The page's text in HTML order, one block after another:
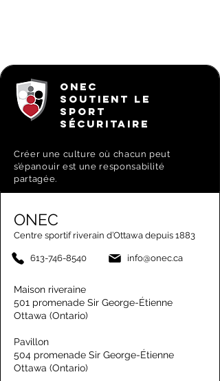
ONEC
SOUTIENT LE
SPORT
SÉCURITAIRE
Créer une culture où chacun peut
s’épanouir est une responsabilité
partagée.
ONEC
Centre sportif riverain d’Ottawa depuis 1883
613-746-8540 info@onec.ca
Maison riveraine
501 promenade Sir George-Étienne
Ottawa (Ontario)
Pavillon
504 promenade Sir George-Étienne
Ottawa (Ontario)